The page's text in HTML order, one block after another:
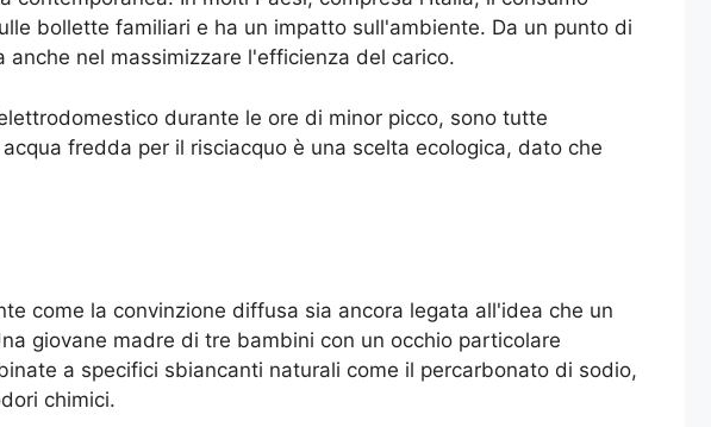
bollette familiari e ha un impatto sull'ambiente. Da un punto di
nel massimizzare l'efficienza del carico.
durante le ore di minor picco, sono tutte
fredda per il risciacquo è una scelta ecologica, dato che
come la convinzione diffusa sia ancora legata all'idea che un
giovane madre di tre bambini con un occhio particolare
a specifici sbiancanti naturali come il percarbonato di sodio,
chimici.